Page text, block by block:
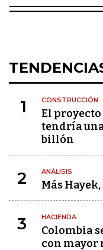
1 CONSTRUCCIÓN
El proyecto
tendría
billón
2 ANÁLISIS
Más
3 HACIENDA
Colombia
con mayor